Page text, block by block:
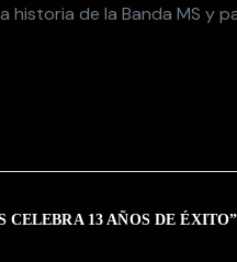
historia de la Banda MS y
CELEBRA 13 AÑOS DE ÉXITO”